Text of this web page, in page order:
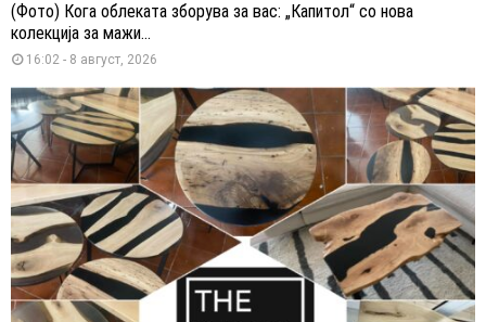
(Фото) Кога облеката зборува за вас: „Капитол“ со нова
колекција за мажи...
16:02 - 8 август, 2026